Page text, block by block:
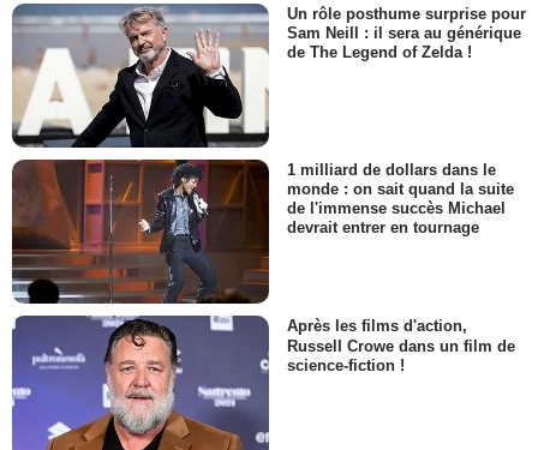
Un rôle posthume surprise pour
Sam Neill : il sera au générique
de The Legend of Zelda !
1 milliard de dollars dans le
monde : on sait quand la suite
de l'immense succès Michael
devrait entrer en tournage
Après les films d'action,
Russell Crowe dans un film de
science-fiction !